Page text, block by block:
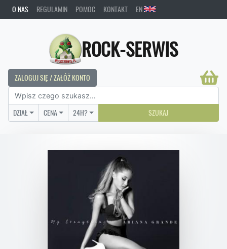
O NAS REGULAMIN POMOC KONTAKT EN
ROCK-SERWIS
ZALOGUJ SIĘ / ZAŁÓŻ KONTO
DZIAŁ CENA 24H? SZUKAJ